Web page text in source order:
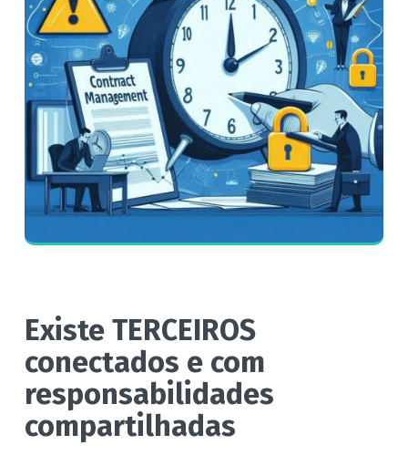
Existe TERCEIROS
conectados e com
responsabilidades
compartilhadas